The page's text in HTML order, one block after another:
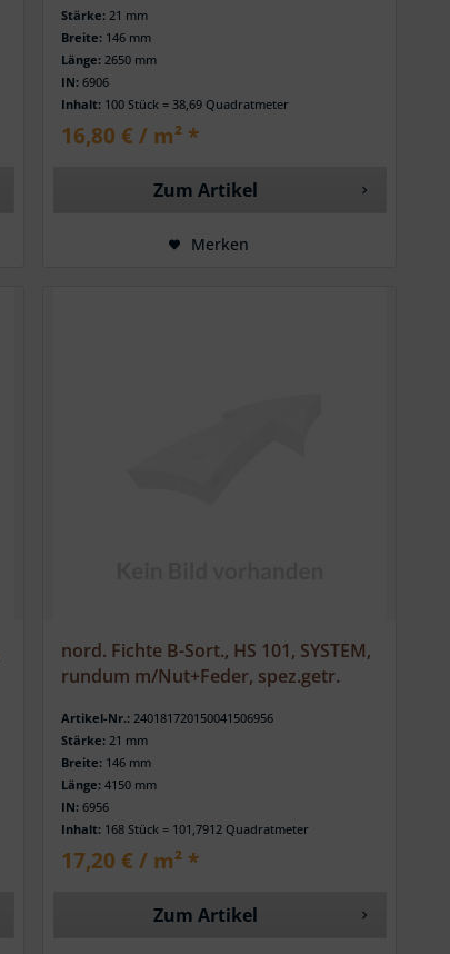
Stärke: 21 mm
Breite: 146 mm
Länge: 2650 mm
IN: 6906
Inhalt: 100 Stück = 38,69 Quadratmeter
16,80 € / m² *
Zum Artikel
Merken
nord. Fichte B-Sort., HS 101, SYSTEM,
rundum m/Nut+Feder, spez.getr.
Artikel-Nr.: 240181720150041506956
Stärke: 21 mm
Breite: 146 mm
Länge: 4150 mm
IN: 6956
Inhalt: 168 Stück = 101,7912 Quadratmeter
17,20 € / m² *
Zum Artikel